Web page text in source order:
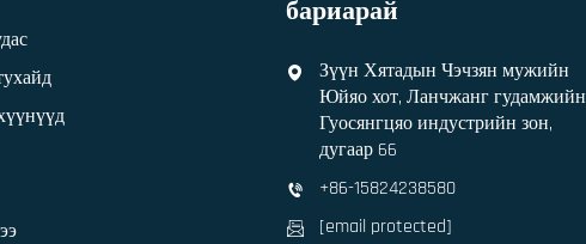
бариарай
Зүүн Хятадын Чэчзян мужийн
Юйяо хот, Ланчжанг гудамжийн
Гуосянгцяо индустрийн зон,
дугаар 66
+86-15824238580
[email protected]